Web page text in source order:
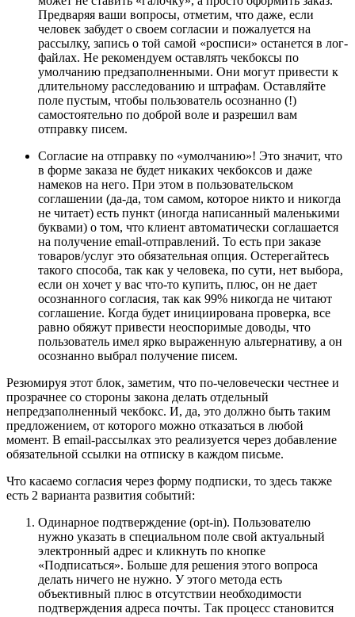
Предваряя ваши вопросы, отметим, что даже, если
человек забудет о своем согласии и пожалуется на
рассылку, запись о той самой «росписи» останется в лог-
файлах. Не рекомендуем оставлять чекбоксы по
умолчанию предзаполненными. Они могут привести к
длительному расследованию и штрафам. Оставляйте
поле пустым, чтобы пользователь осознанно (!)
самостоятельно по доброй воле и разрешил вам
отправку писем.
Согласие на отправку по «умолчанию»! Это значит, что
в форме заказа не будет никаких чекбоксов и даже
намеков на него. При этом в пользовательском
соглашении (да-да, том самом, которое никто и никогда
не читает) есть пункт (иногда написанный маленькими
буквами) о том, что клиент автоматически соглашается
на получение email-отправлений. То есть при заказе
товаров/услуг это обязательная опция. Остерегайтесь
такого способа, так как у человека, по сути, нет выбора,
если он хочет у вас что-то купить, плюс, он не дает
осознанного согласия, так как 99% никогда не читают
соглашение. Когда будет инициирована проверка, все
равно обяжут привести неоспоримые доводы, что
пользователь имел ярко выраженную альтернативу, а он
осознанно выбрал получение писем.
Резюмируя этот блок, заметим, что по-человечески честнее и
прозрачнее со стороны закона делать отдельный
непредзаполненный чекбокс. И, да, это должно быть таким
предложением, от которого можно отказаться в любой
момент. В email-рассылках это реализуется через добавление
обязательной ссылки на отписку в каждом письме.
Что касаемо согласия через форму подписки, то здесь также
есть 2 варианта развития событий:
Одинарное подтверждение (opt-in). Пользователю
нужно указать в специальном поле свой актуальный
электронный адрес и кликнуть по кнопке
«Подписаться». Больше для решения этого вопроса
делать ничего не нужно. У этого метода есть
объективный плюс в отсутствии необходимости
подтверждения адреса почты. Так процесс становится